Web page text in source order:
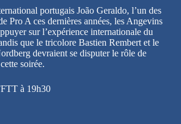
portugais João Geraldo, l’un des
Pro A ces dernières années, les Angevins
sur l’expérience internationale du
que le tricolore Bastien Rembert et le
devraient se disputer le rôle de
soirée.
à 19h30